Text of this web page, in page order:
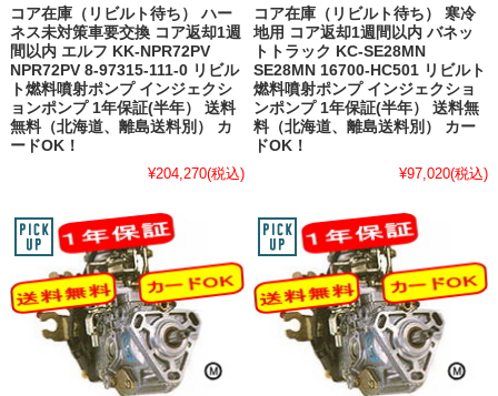
コア在庫（リビルト待ち） ハー
ネス未対策車要交換 コア返却1週
間以内 エルフ KK-NPR72PV
NPR72PV 8-97315-111-0 リビル
ト燃料噴射ポンプ インジェクシ
ョンポンプ 1年保証(半年） 送料
無料（北海道、離島送料別） カ
ードOK！
¥204,270(税込)
コア在庫（リビルト待ち） 寒冷
地用 コア返却1週間以内 バネッ
トトラック KC-SE28MN
SE28MN 16700-HC501 リビルト
燃料噴射ポンプ インジェクショ
ンポンプ 1年保証(半年） 送料無
料（北海道、離島送料別） カー
ドOK！
¥97,020(税込)